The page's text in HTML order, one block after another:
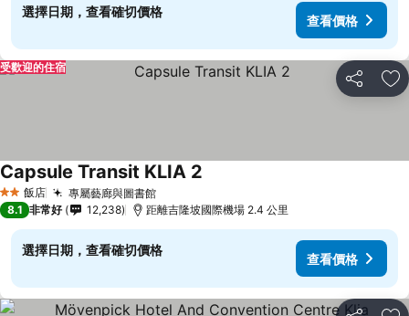
選擇日期，查看確切價格
查看價格
分享 加
受歡迎的住宿
2 星級飯店 專屬藝廊與圖書館
Capsule Transit KLIA 2
8.1 非常好 12,238 距離吉隆坡國際機場 2.4 公里
選擇日期，查看確切價格
查看價格